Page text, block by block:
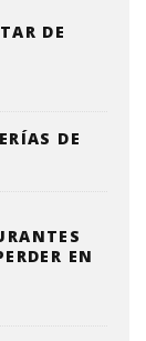
DE
DE
EN